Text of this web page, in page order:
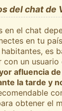
del chat de
en el chat
en tu
es
con un
afluencia
la tarde y
obtener el